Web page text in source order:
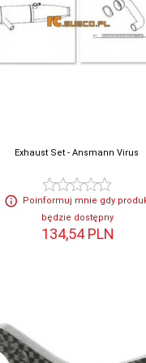
Exhaust Set - Ansmann Virus
Poinformuj mnie gdy
będzie dostępny
134,54 PLN